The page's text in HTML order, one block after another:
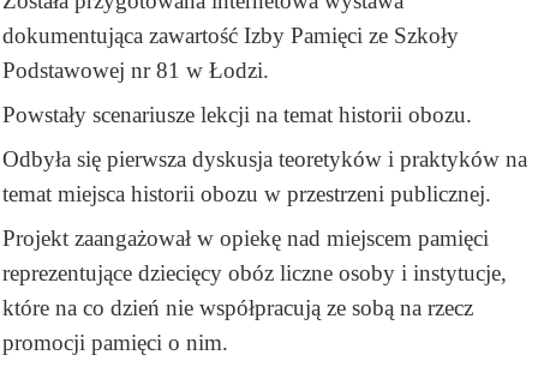
dokumentująca zawartość Izby Pamięci ze Szkoły
Podstawowej nr 81 w Łodzi.
Powstały scenariusze lekcji na temat historii obozu.
Odbyła się pierwsza dyskusja teoretyków i praktyków na
temat miejsca historii obozu w przestrzeni publicznej.
Projekt zaangażował w opiekę nad miejscem pamięci
reprezentujące dziecięcy obóz liczne osoby i instytucje,
które na co dzień nie współpracują ze sobą na rzecz
promocji pamięci o nim.